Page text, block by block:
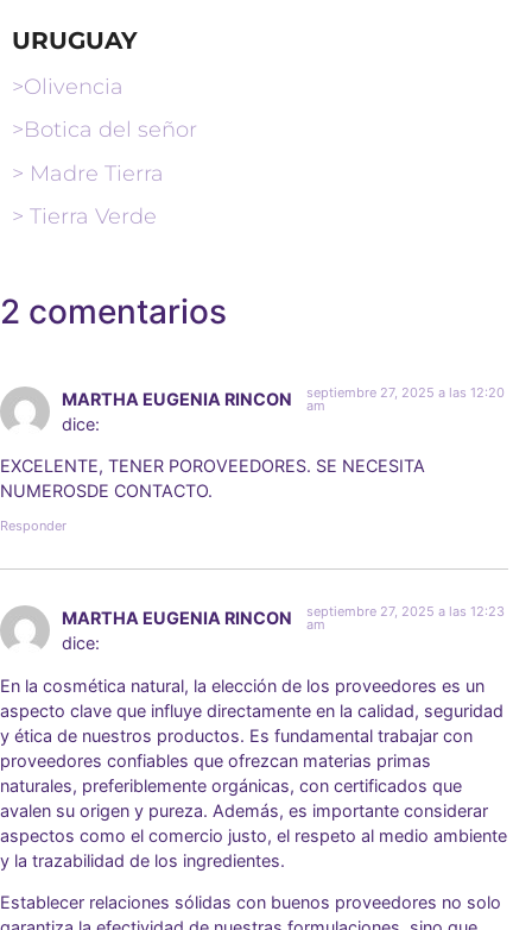
URUGUAY
>Olivencia
>Botica del señor
> Madre Tierra
> Tierra Verde
2 comentarios
MARTHA EUGENIA RINCON
dice:
septiembre 27, 2025 a las 12:20
am
EXCELENTE, TENER POROVEEDORES. SE NECESITA
NUMEROSDE CONTACTO.
Responder
MARTHA EUGENIA RINCON
dice:
septiembre 27, 2025 a las 12:23
am
En la cosmética natural, la elección de los proveedores es un
aspecto clave que influye directamente en la calidad, seguridad
y ética de nuestros productos. Es fundamental trabajar con
proveedores confiables que ofrezcan materias primas
naturales, preferiblemente orgánicas, con certificados que
avalen su origen y pureza. Además, es importante considerar
aspectos como el comercio justo, el respeto al medio ambiente
y la trazabilidad de los ingredientes.
Establecer relaciones sólidas con buenos proveedores no solo